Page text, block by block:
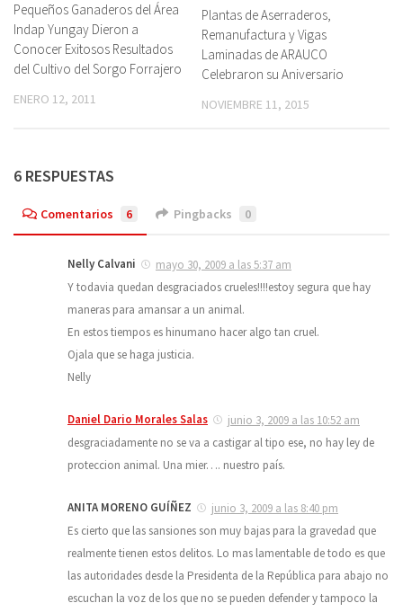
Pequeños Ganaderos del Área
Indap Yungay Dieron a
Conocer Exitosos Resultados
del Cultivo del Sorgo Forrajero
ENERO 12, 2011
Plantas de Aserraderos,
Remanufactura y Vigas
Laminadas de ARAUCO
Celebraron su Aniversario
NOVIEMBRE 11, 2015
6 RESPUESTAS
Comentarios 6 Pingbacks 0
Nelly Calvani
mayo 30, 2009 a las 5:37 am
Y todavia quedan desgraciados crueles!!!!estoy segura que hay
maneras para amansar a un animal.
En estos tiempos es hinumano hacer algo tan cruel.
Ojala que se haga justicia.
Nelly
Daniel Dario Morales Salas
junio 3, 2009 a las 10:52 am
desgraciadamente no se va a castigar al tipo ese, no hay ley de
proteccion animal. Una mier…. nuestro país.
ANITA MORENO GUÍÑEZ
junio 3, 2009 a las 8:40 pm
Es cierto que las sansiones son muy bajas para la gravedad que
realmente tienen estos delitos. Lo mas lamentable de todo es que
las autoridades desde la Presidenta de la República para abajo no
escuchan la voz de los que no se pueden defender y tampoco la